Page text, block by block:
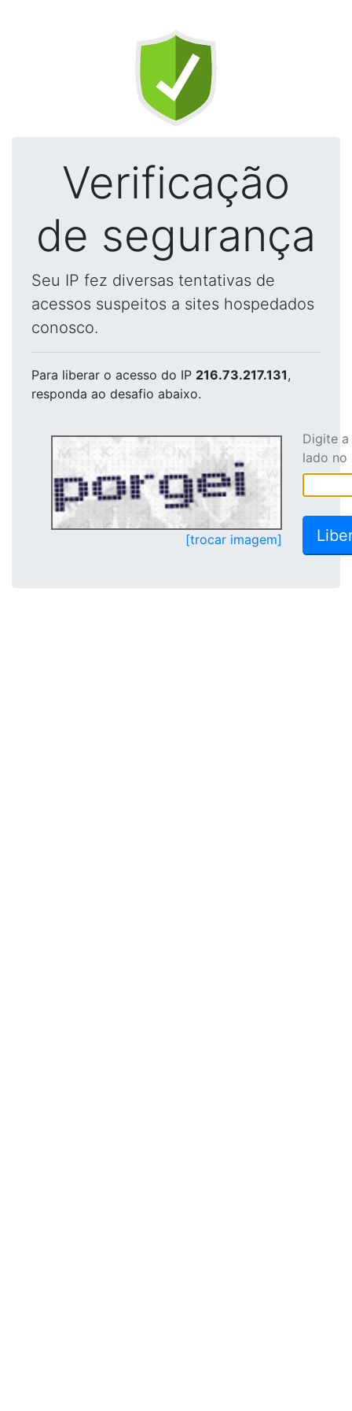
Verificação
de segurança
Seu IP fez diversas tentativas de
acessos suspeitos a sites hospedados
conosco.
Para liberar o acesso do IP 216.73.217.131,
responda ao desafio abaixo.
[trocar imagem]
Digite
lado no